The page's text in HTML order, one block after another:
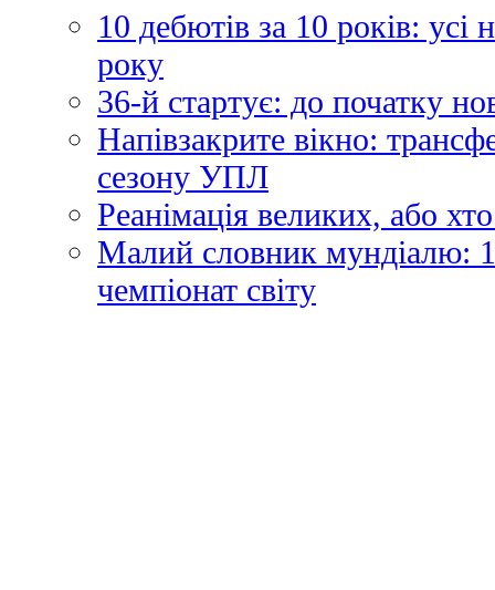
10 дебютів за 10 років:
року
36-й стартує: до початку
Напівзакрите вікно:
сезону УПЛ
Реанімація великих, або
Малий словник мундіалю:
чемпіонат світу